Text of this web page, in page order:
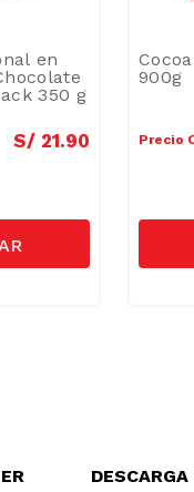
en
350 g
S/ 21.90
900g
Precio